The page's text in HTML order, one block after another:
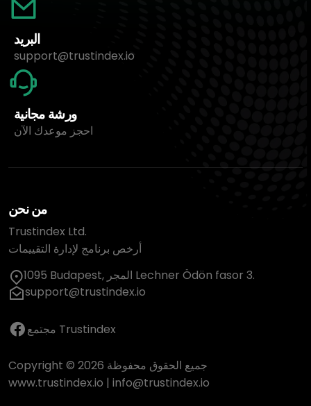
البريد
support@trustindex.io
ورشة مجانية
احجز موعدك الآن
من نحن
Trustindex Ltd.
أرخص برنامج لإدارة التقييمات
1095 Budapest, المجر Lechner Ödön fasor 3.
support@trustindex.io
مجتمع Trustindex
Copyright © 2026 جميع الحقوق محفوظة
www.trustindex.io | info@trustindex.io